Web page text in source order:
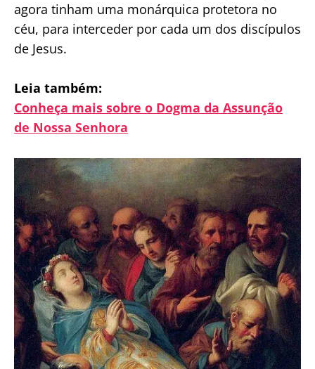
agora tinham uma monárquica protetora no
céu, para interceder por cada um dos discípulos
de Jesus.
Leia também:
Conheça mais sobre o Dogma da Assunção
de Nossa Senhora